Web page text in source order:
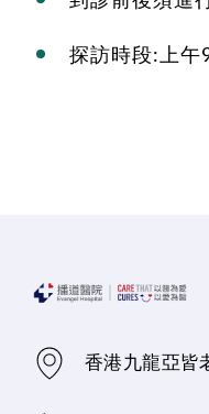
探訪時段:上午
香港九龍亞皆